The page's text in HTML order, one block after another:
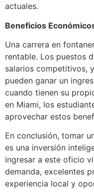
actuales.
Beneficios
Una carrera en
rentable. Los puestos
salarios competitivos,
pueden ganar un
cuando tienen su
en Miami, los
aprovechar estos
En conclusión, tomar
es una inversión
ingresar a este oficio
demanda, excelentes
experiencia local y